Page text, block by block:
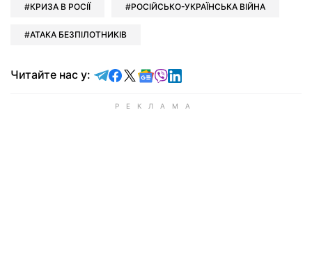
КРИЗА В РОСІЇ РОСІЙСЬКО-УКРАЇНСЬКА ВІЙНА
АТАКА БЕЗПІЛОТНИКІВ
Читайте нас у: Читайте у Telegram
Читайте у Facebook
Читайте у X
Читайте у Google news
Читайте у Viber
Читайте у LinkedIn